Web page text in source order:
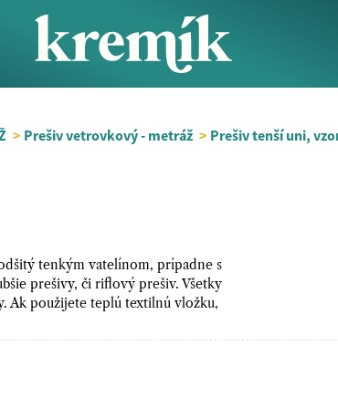
> Prešiv vetrovkový - metráž > Prešiv tenší uni,
tenkým vatelínom, prípadne s
prešivy, či riflový prešiv. Všetky
Ak použijete teplú textilnú vložku,